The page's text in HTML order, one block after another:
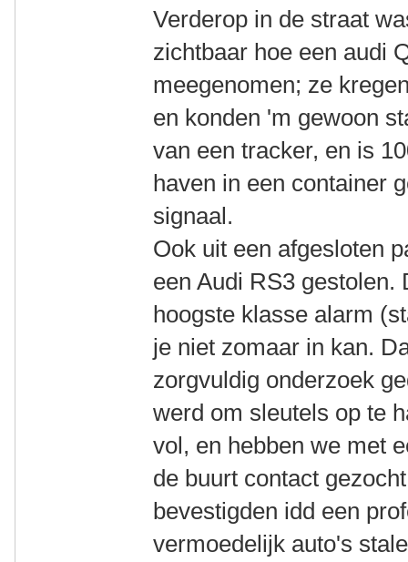
Verderop in de straat
zichtbaar hoe een audi
meegenomen; ze
en konden 'm gewoon
van een tracker, en is
haven in een container
signaal.
Ook uit een afgesloten
een Audi RS3 gestolen.
hoogste klasse alarm
je niet zomaar in kan.
zorgvuldig onderzoek
werd om sleutels op te
vol, en hebben we met
de buurt contact
bevestigden idd een
vermoedelijk auto's